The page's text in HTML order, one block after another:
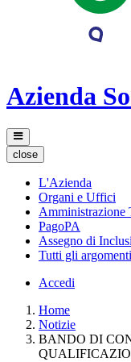
Azienda
close
L'Azienda
Organi e Uffici
Amministrazione
PagoPA
Assegno di
Tutti gli
Accedi
Home
Notizie
BANDO DI